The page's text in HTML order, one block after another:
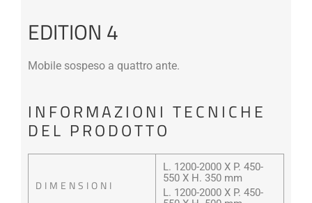
EDITION 4
Mobile sospeso a quattro ante.
INFORMAZIONI TECNICHE
DEL PRODOTTO
DIMENSIONI
L. 1200-2000 X P. 450-
550 X H. 350 mm
L. 1200-2000 X P. 450-